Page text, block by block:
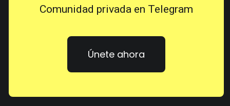
Comunidad privada en Telegram
Únete ahora